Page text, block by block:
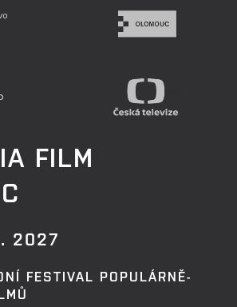
FILM
2027
FESTIVAL POPULÁRNĚ-